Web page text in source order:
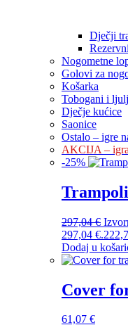
Dječji
Nogometne
Golovi za
Košarka
Tobogani i
Dječje kućice
Saonice
Ostalo – igre
AKCIJA –
-25%
297,04€
297,04 €.
Dodaj u
Cover
61,07 €